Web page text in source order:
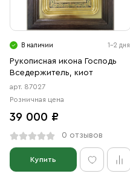
В наличии 1-2 дня
Рукописная икона Господь
Вседержитель, киот
арт. 87027
Розничная цена
39 000 ₽
0 отзывов
Купить